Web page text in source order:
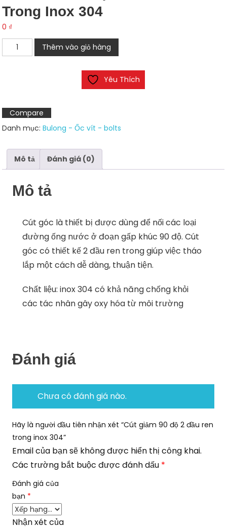
Trong Inox 304
0 ₫
giảm
đầu
ren
trong
304
số
lượng
Thêm vào giỏ hàng
Yêu Thích
Compare
Danh mục:Bulong - Ốc vít - bolts
Mô tả Đánh giá (0)
Mô tả
Cút góc là thiết bị được dùng để nối các loại
đường ống nước ở đoạn gấp khúc 90 độ. Cút
góc có thiết kế 2 đầu ren trong giúp việc tháo
lắp một cách dễ dàng, thuận tiện.
Chất liệu: inox 304 có khả năng chống khỏi
các tác nhân gây oxy hóa từ môi trường
Đánh giá
Chưa có đánh giá nào.
Hãy là người đầu tiên nhận xét “Cút giảm 90 độ 2 đầu ren
trong inox 304”
Email của bạn sẽ không được hiển thị công khai.
Các trường bắt buộc được đánh dấu *
Đánh giá của
bạn *
Nhận xét của